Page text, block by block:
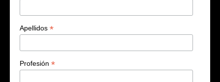
Apellidos *
Profesión *